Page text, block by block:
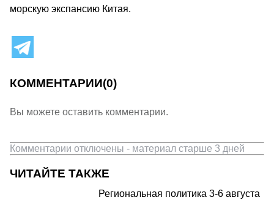
морскую экспансию Китая.
КОММЕНТАРИИ(0)
Вы можете оставить комментарии.
Комментарии отключены - материал старше 3 дней
ЧИТАЙТЕ ТАКЖЕ
Региональная политика 3-6 августа